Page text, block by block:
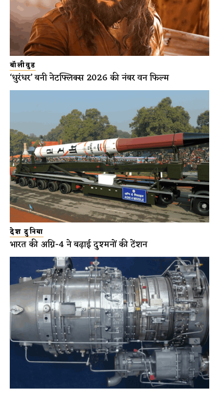
बॉलीवुड
‘धुरंधर’ बनी नेटफ्लिक्स 2026 की नंबर वन फिल्म
देश दुनिया
भारत की अग्नि-4 ने बढ़ाई दुश्मनों की टेंशन